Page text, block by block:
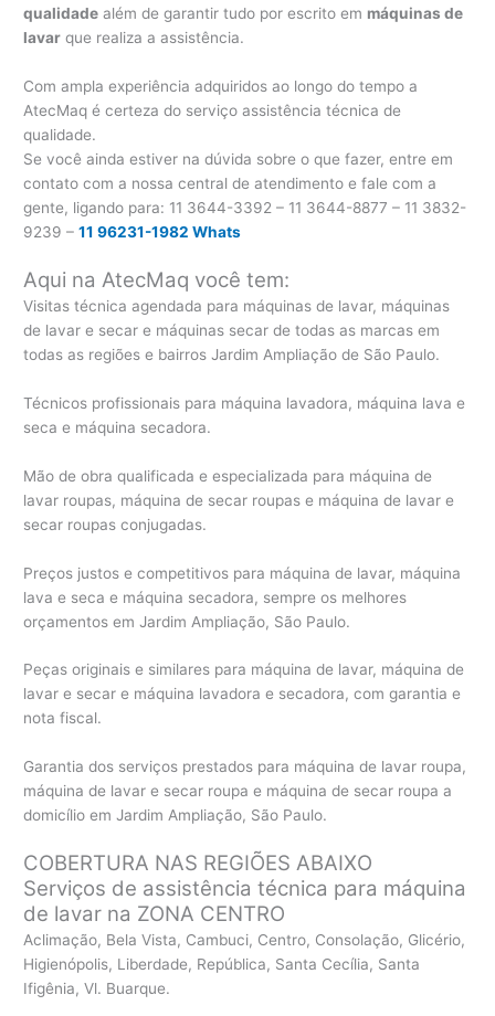
qualidade além de garantir tudo por escrito em máquinas de
lavar que realiza a assistência.
Com ampla experiência adquiridos ao longo do tempo a
AtecMaq é certeza do serviço assistência técnica de
qualidade.
Se você ainda estiver na dúvida sobre o que fazer, entre em
contato com a nossa central de atendimento e fale com a
gente, ligando para: 11 3644-3392 – 11 3644-8877 – 11 3832-
9239 –11 96231-1982 Whats
Aqui na AtecMaq você tem:
Visitas técnica agendada para máquinas de lavar, máquinas
de lavar e secar e máquinas secar de todas as marcas em
todas as regiões e bairros Jardim Ampliação de São Paulo.
Técnicos profissionais para máquina lavadora, máquina lava e
seca e máquina secadora.
Mão de obra qualificada e especializada para máquina de
lavar roupas, máquina de secar roupas e máquina de lavar e
secar roupas conjugadas.
Preços justos e competitivos para máquina de lavar, máquina
lava e seca e máquina secadora, sempre os melhores
orçamentos em Jardim Ampliação, São Paulo.
Peças originais e similares para máquina de lavar, máquina de
lavar e secar e máquina lavadora e secadora, com garantia e
nota fiscal.
Garantia dos serviços prestados para máquina de lavar roupa,
máquina de lavar e secar roupa e máquina de secar roupa a
domicílio em Jardim Ampliação, São Paulo.
COBERTURA NAS REGIÕES ABAIXO
Serviços de assistência técnica para máquina
de lavar na ZONA CENTRO
Aclimação, Bela Vista, Cambuci, Centro, Consolação, Glicério,
Higienópolis, Liberdade, República, Santa Cecília, Santa
Ifigênia, Vl. Buarque.